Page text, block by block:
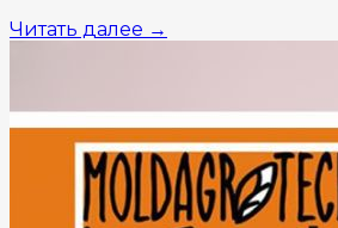
Читать далее →